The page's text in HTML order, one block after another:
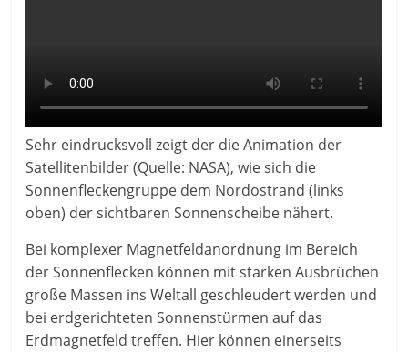
Sehr eindrucksvoll zeigt der die Animation der
Satellitenbilder (Quelle: NASA), wie sich die
Sonnenfleckengruppe dem Nordostrand (links
oben) der sichtbaren Sonnenscheibe nähert.
Bei komplexer Magnetfeldanordnung im Bereich
der Sonnenflecken können mit starken Ausbrüchen
große Massen ins Weltall geschleudert werden und
bei erdgerichteten Sonnenstürmen auf das
Erdmagnetfeld treffen. Hier können einerseits